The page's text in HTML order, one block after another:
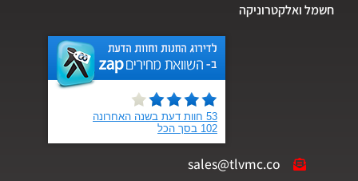
חשמל ואלקטרוניקה
sales@tlvmc.co